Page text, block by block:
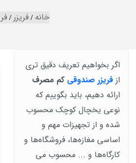
خانه فریزر
اگر بخواهیم تعریف دقیق تری
از فریزر صندوقی کم مصرف
ارائه دهیم، باید بگوییم که
نوعی یخچال کوچک محسوب
شده و از تجهیزات مهم و
اساسی مغازه‌ها، فروشگاه‌ها و
کارگاه‌ها و ... محسوب می